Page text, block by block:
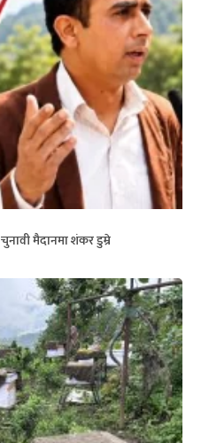
मैदानमा शंकर डुम्रे